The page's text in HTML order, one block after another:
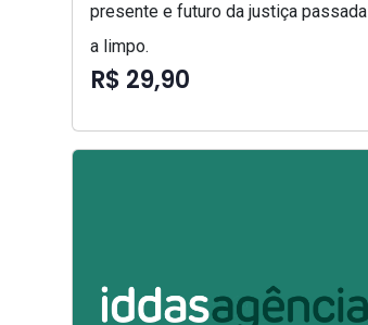
presente e futuro da justiça passada
a limpo.
R$ 29,90